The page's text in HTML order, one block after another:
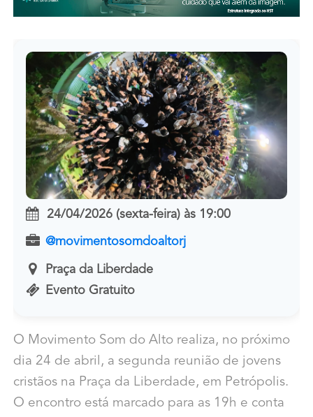
24/04/2026 (sexta-feira) às 19:00
@movimentosomdoaltorj
Praça da Liberdade
Evento Gratuito
O Movimento Som do Alto realiza, no próximo
dia 24 de abril, a segunda reunião de jovens
cristãos na Praça da Liberdade, em Petrópolis.
O encontro está marcado para as 19h e conta